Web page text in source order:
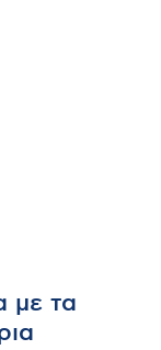
με τα